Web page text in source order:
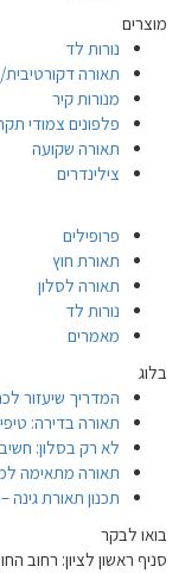
מוצרים
נורות לד
תאורה
מנורות קיר
פלפונים צמודי
תאורה שקועה
צילינדרים
פרופילים
תאורת חוץ
תאורה לסלון
נורות לד
מאמרים
בלוג
המדריך שיעזור
תאורה בדירה:
לא רק בסלון:
תאורה מתאימה
תכנון תאורת
בואו לבקר
סניף ראשון לציון: רחוב החומה 1, ראשון